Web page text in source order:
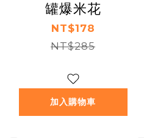
罐爆米花
NT$178
NT$285
加入購物車